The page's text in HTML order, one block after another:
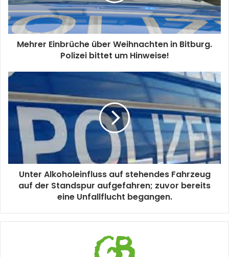
Mehrer Einbrüche über Weihnachten in Bitburg.
Polizei bittet um Hinweise!
Unter Alkoholeinfluss auf stehendes Fahrzeug
auf der Standspur aufgefahren; zuvor bereits
eine Unfallflucht begangen.